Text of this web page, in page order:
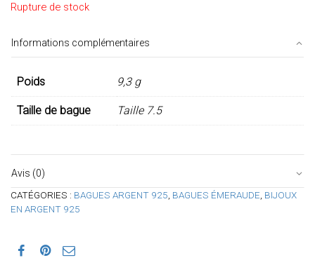
Rupture de stock
Informations complémentaires
Poids 9,3 g
Taille de bague Taille 7.5
Avis (0)
CATÉGORIES : BAGUES ARGENT 925 BAGUES ÉMERAUDE BIJOUX
EN ARGENT 925